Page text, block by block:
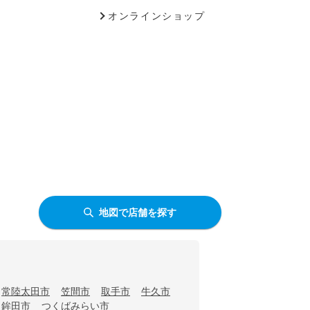
オンラインショップ
地図で店舗を探す
常陸太田市 笠間市 取手市
牛久市
鉾田市
つくばみらい市